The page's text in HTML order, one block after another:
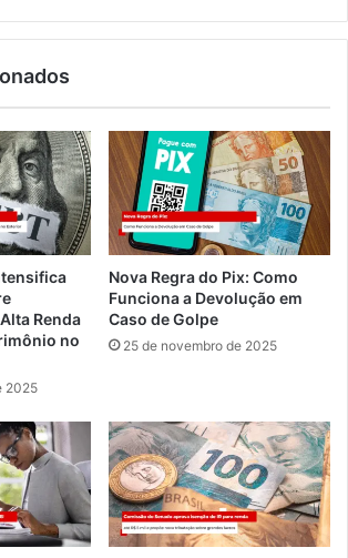
Renda
no
2025
Nova Regra do Pix: Como
Funciona a Devolução em
Caso de Golpe
25 de novembro de 2025